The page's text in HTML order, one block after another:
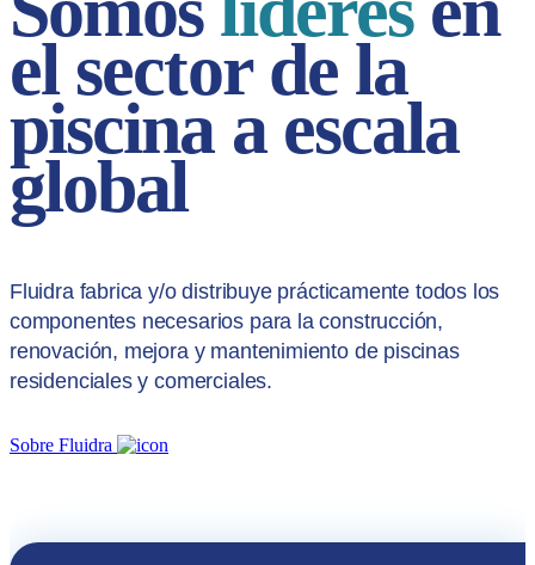
el sector de la
piscina a escala
global
Fluidra fabrica y/o distribuye prácticamente todos los
componentes necesarios para la construcción,
renovación, mejora y mantenimiento de piscinas
residenciales y comerciales.
Sobre Fluidra